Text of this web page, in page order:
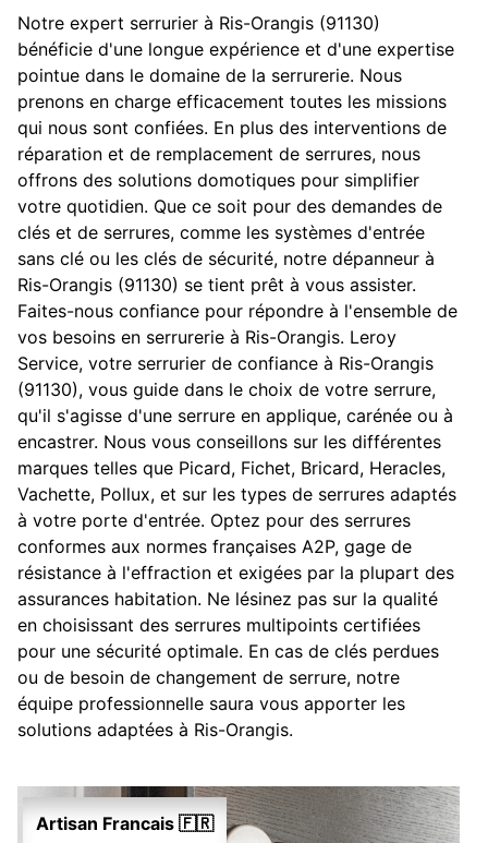
Notre expert serrurier à Ris-Orangis (91130)
bénéficie d'une longue expérience et d'une expertise
pointue dans le domaine de la serrurerie. Nous
prenons en charge efficacement toutes les missions
qui nous sont confiées. En plus des interventions de
réparation et de remplacement de serrures, nous
offrons des solutions domotiques pour simplifier
votre quotidien. Que ce soit pour des demandes de
clés et de serrures, comme les systèmes d'entrée
sans clé ou les clés de sécurité, notre dépanneur à
Ris-Orangis (91130) se tient prêt à vous assister.
Faites-nous confiance pour répondre à l'ensemble de
vos besoins en serrurerie à Ris-Orangis. Leroy
Service, votre serrurier de confiance à Ris-Orangis
(91130), vous guide dans le choix de votre serrure,
qu'il s'agisse d'une serrure en applique, carénée ou à
encastrer. Nous vous conseillons sur les différentes
marques telles que Picard, Fichet, Bricard, Heracles,
Vachette, Pollux, et sur les types de serrures adaptés
à votre porte d'entrée. Optez pour des serrures
conformes aux normes françaises A2P, gage de
résistance à l'effraction et exigées par la plupart des
assurances habitation. Ne lésinez pas sur la qualité
en choisissant des serrures multipoints certifiées
pour une sécurité optimale. En cas de clés perdues
ou de besoin de changement de serrure, notre
équipe professionnelle saura vous apporter les
solutions adaptées à Ris-Orangis.
Artisan Francais 🇫🇷